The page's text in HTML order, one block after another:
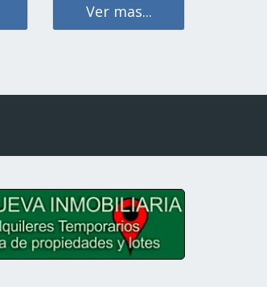
Ver mas...